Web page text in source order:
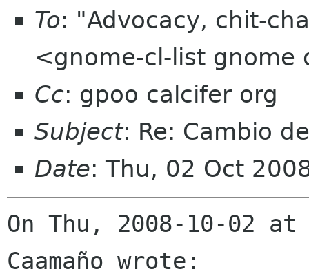
To: "Advocacy, chit-
<gnome-cl-list gnome
Cc: gpoo calcifer org
Subject: Re: Cambio
Date: Thu, 02 Oct
On Thu, 2008-10-02 at
Caamaño wrote: